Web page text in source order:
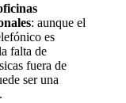
: aunque el
es
falta de
fuera de
ser una